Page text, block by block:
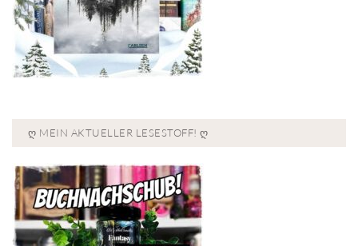
Ღ MEIN AKTUELLER LESESTOFF! Ღ